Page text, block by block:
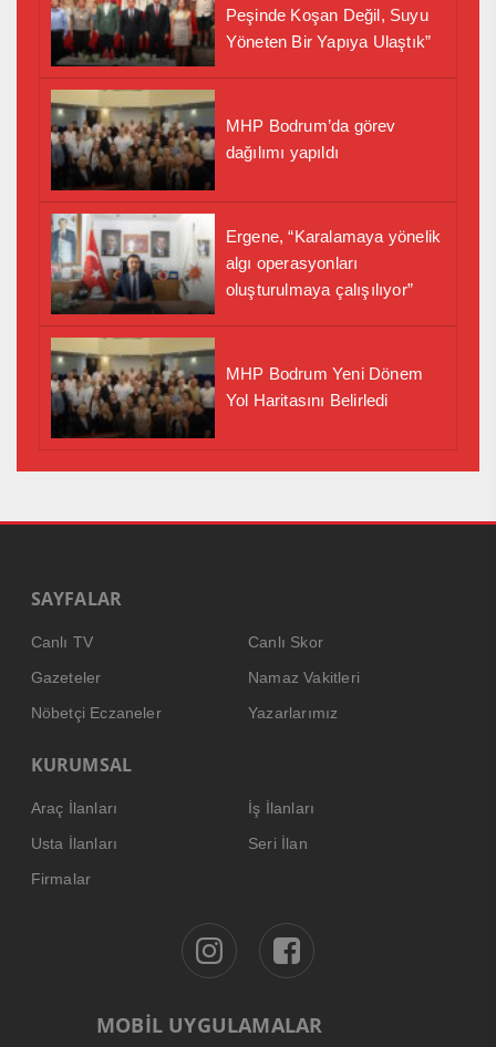
Peşinde Koşan Değil, Suyu
Yöneten Bir Yapıya Ulaştık”
MHP Bodrum’da görev
dağılımı yapıldı
Ergene, “Karalamaya yönelik
algı operasyonları
oluşturulmaya çalışılıyor”
MHP Bodrum Yeni Dönem
Yol Haritasını Belirledi
SAYFALAR
Canlı TV
Canlı Skor
Gazeteler
Namaz Vakitleri
Nöbetçi Eczaneler
Yazarlarımız
KURUMSAL
Araç İlanları
İş İlanları
Usta İlanları
Seri İlan
Firmalar
MOBİL UYGULAMALAR